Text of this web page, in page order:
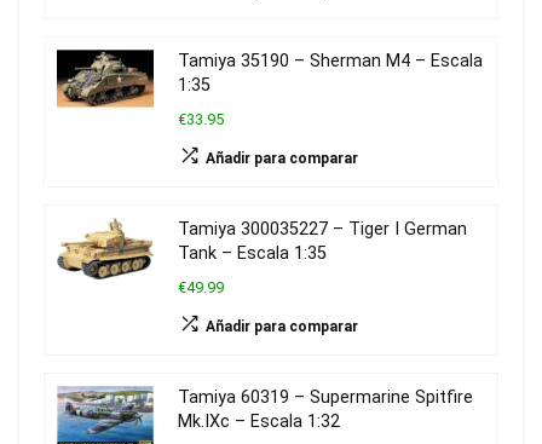
Tamiya 35190 – Sherman M4 – Escala
1:35
€33.95
Añadir para comparar
Tamiya 300035227 – Tiger I German
Tank – Escala 1:35
€49.99
Añadir para comparar
Tamiya 60319 – Supermarine Spitfire
Mk.IXc – Escala 1:32